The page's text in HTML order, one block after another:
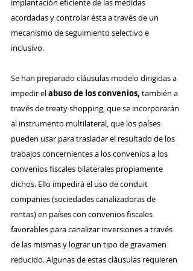
implantación eficiente de las medidas
acordadas y controlar ésta a través de un
mecanismo de seguimiento selectivo e
inclusivo.
Se han preparado cláusulas modelo dirigidas a
impedir el abuso de los convenios, también a
través de treaty shopping, que se incorporarán
al instrumento multilateral, que los países
pueden usar para trasladar el resultado de los
trabajos concernientes a los convenios a los
convenios fiscales bilaterales propiamente
dichos. Ello impedirá el uso de conduit
companies (sociedades canalizadoras de
rentas) en países con convenios fiscales
favorables para canalizar inversiones a través
de las mismas y lograr un tipo de gravamen
reducido. Algunas de estas cláusulas requieren